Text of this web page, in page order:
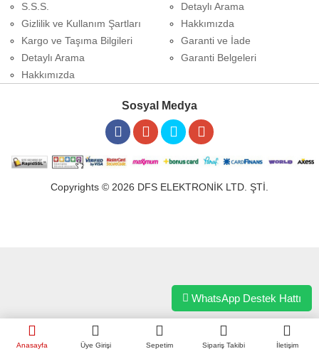
Anasayfa Üye Girişi Sepetim Sipariş Takibi İletişim
S.S.S.
Gizlilik ve Kullanım Şartları
Kargo ve Taşıma Bilgileri
Detaylı Arama
Hakkımızda
Detaylı Arama
Hakkımızda
Garanti ve İade
Garanti Belgeleri
Sosyal Medya
Copyrights © 2026 DFS ELEKTRONİK LTD. ŞTİ.
WhatsApp Destek Hattı